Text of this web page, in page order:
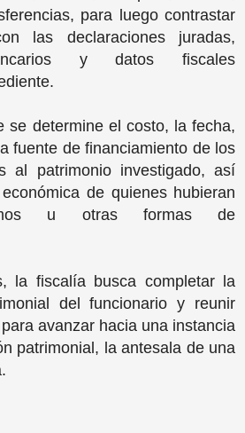
para luego contrastar
las declaraciones juradas,
y datos fiscales
se determine el costo, la fecha,
fuente de financiamiento de los
al patrimonio investigado, así
de quienes hubieran
u otras formas de
la fiscalía busca completar la
del funcionario y reunir
avanzar hacia una instancia
patrimonial, la antesala de una